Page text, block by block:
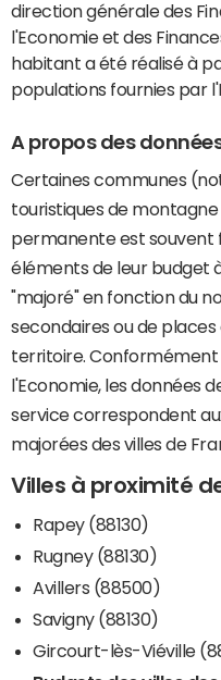
direction générale des
l'Economie et des
habitant a été réalisé à
populations fournies par
A propos des
Certaines communes
touristiques de
permanente est
éléments de leur budget
"majoré" en fonction du
secondaires ou de
territoire. Conformément
l'Economie, les données
service correspondent
majorées des villes de
Villes à proximité
Rapey (88130)
Rugney (88130)
Avillers (88500)
Savigny (88130)
Gircourt-lès-Viéville